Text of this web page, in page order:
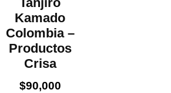
Kamado
Colombia –
Productos
Crisa
$90,000